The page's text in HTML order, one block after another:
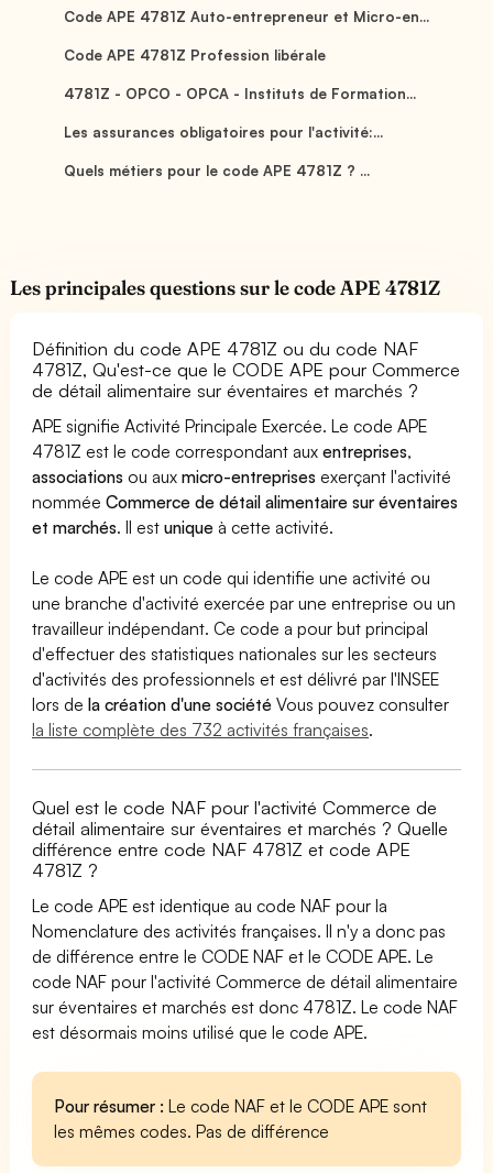
Code APE 4781Z Auto-entrepreneur et Micro-en...
Code APE 4781Z Profession libérale
4781Z - OPCO - OPCA - Instituts de Formation...
Les assurances obligatoires pour l'activité:...
Quels métiers pour le code APE 4781Z ? ...
Les principales questions sur le code APE 4781Z
Définition du code APE 4781Z ou du code NAF
4781Z, Qu'est-ce que le CODE APE pour Commerce
de détail alimentaire sur éventaires et marchés ?
APE signifie Activité Principale Exercée. Le code APE
4781Z est le code correspondant auxentreprises,
associations ou auxmicro-entreprises exerçant l'activité
nomméeCommerce de détail alimentaire sur éventaires
et marchés. Il estunique à cette activité.
Le code APE est un code qui identifie une activité ou
une branche d'activité exercée par une entreprise ou un
travailleur indépendant. Ce code a pour but principal
d'effectuer des statistiques nationales sur les secteurs
d'activités des professionnels et est délivré par l'INSEE
lors dela création d'une société Vous pouvez consulter
la liste complète des 732 activités françaises.
Quel est le code NAF pour l'activité Commerce de
détail alimentaire sur éventaires et marchés ? Quelle
différence entre code NAF 4781Z et code APE
4781Z ?
Le code APE est identique au code NAF pour la
Nomenclature des activités françaises. Il n'y a donc pas
de différence entre le CODE NAF et le CODE APE. Le
code NAF pour l'activité Commerce de détail alimentaire
sur éventaires et marchés est donc 4781Z. Le code NAF
est désormais moins utilisé que le code APE.
Pour résumer : Le code NAF et le CODE APE sont
les mêmes codes. Pas de différence